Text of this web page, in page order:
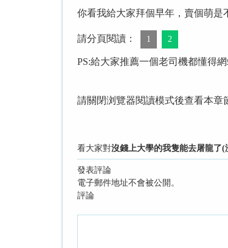
你看我給大家拜個早年，賣個萌是
請分頁閱讀： 1 2
PS:給大家推薦一個老司機都懂得
請關閉浏覽器閱讀模式後查看本章
看大家對沒錢上大學的我隻能去屠龍了
發表評論
電子郵件地址不會被公開。
評論